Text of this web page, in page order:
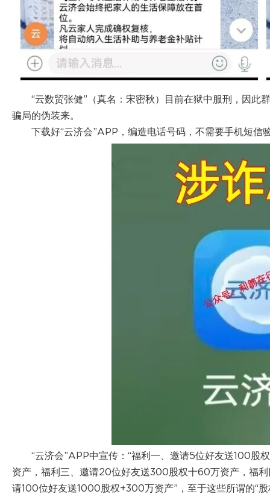
“云数贸张健”（真名：宋密秋）目前在狱中服刑，因此
骗局的伪装来。
下载好“云济会”APP，编造电话号码，不需要手机短
“云济会”APP中宣传：“福利一、邀请5位好友送100
资产，福利三、邀请20位好友送300股权十60万资产，福
请100位好友送1000股权+300万资产”，至于这些所谓的“